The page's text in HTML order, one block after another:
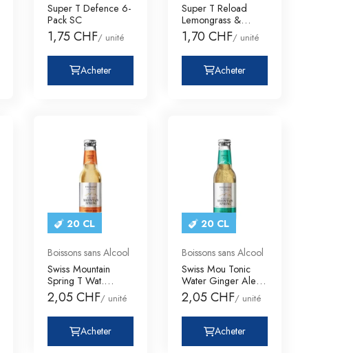
Super T Defence 6-
Pack SC
1,75 CHF/ unité
Acheter
Super T Reload
Lemongrass &
Citron Pet 6-Pack
SC
1,70 CHF/ unité
Acheter
20 CL
Boissons sans Alcool
Swiss Mountain
Spring T Wat.
Ginger Beer Vp
2,05 CHF/ unité
Acheter
20 CL
Boissons sans Alcool
Swiss Mou Tonic
Water Ginger Ale
Vp
2,05 CHF/ unité
Acheter